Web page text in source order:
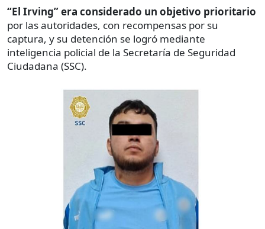
“El Irving” era considerado un objetivo prioritario
por las autoridades, con recompensas por su
captura, y su detención se logró mediante
inteligencia policial de la Secretaría de Seguridad
Ciudadana (SSC).